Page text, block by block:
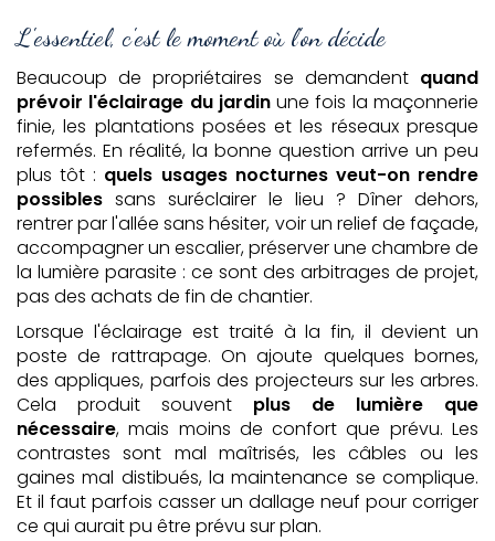
L'essentiel, c'est le moment où l'on décide
Beaucoup de propriétaires se demandent quand
prévoir l'éclairage du jardinune fois la maçonnerie
finie, les plantations posées et les réseaux presque
refermés. En réalité, la bonne question arrive un peu
plus tôt : quels usages nocturnes veut-on rendre
possibles sans suréclairer le lieu ? Dîner dehors,
rentrer par l'allée sans hésiter, voir un relief de façade,
accompagner un escalier, préserver une chambre de
la lumière parasite : ce sont des arbitrages de projet,
pas des achats de fin de chantier.
Lorsque l'éclairage est traité à la fin, il devient un
poste de rattrapage. On ajoute quelques bornes,
des appliques, parfois des projecteurs sur les arbres.
Cela produit souvent plus de lumière que
nécessaire, mais moins de confort que prévu. Les
contrastes sont mal maîtrisés, les câbles ou les
gaines mal distibués, la maintenance se complique.
Et il faut parfois casser un dallage neuf pour corriger
ce qui aurait pu être prévu sur plan.